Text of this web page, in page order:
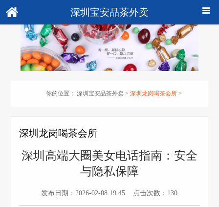
深圳宝安品茶外卖
你的位置： 深圳宝安品茶外卖 > 深圳龙岗喝茶会所 >
深圳龙岗喝茶会所
深圳高端大圈美女电话指南：安全
与隐私保障
发布日期：2026-02-08 19:45 点击次数：130